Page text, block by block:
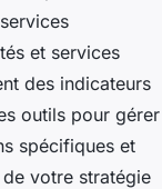
et services
des indicateurs
outils pour gérer
spécifiques et
votre stratégie